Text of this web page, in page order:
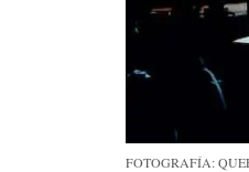
FOTOGRAFÍA: